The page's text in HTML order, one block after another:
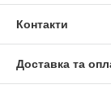
Контакти
Доставка та